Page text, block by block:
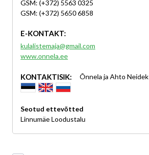
GSM: (+372) 5563 0325
GSM: (+372) 5650 6858
E-KONTAKT:
kulalistemaja@gmail.com
www.onnela.ee
KONTAKTISIK: Õnnela ja Ahto Neidek
Seotud ettevõtted
Linnumäe Loodustalu